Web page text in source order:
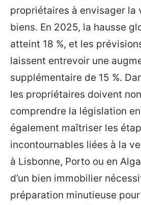
propriétaires à envisager la
biens. En 2025, la hausse
atteint 18 %, et les
laissent entrevoir une
supplémentaire de 15 %.
les propriétaires doivent
comprendre la législation
également maîtriser les
incontournables liées à la
à Lisbonne, Porto ou en
d’un bien immobilier
préparation minutieuse